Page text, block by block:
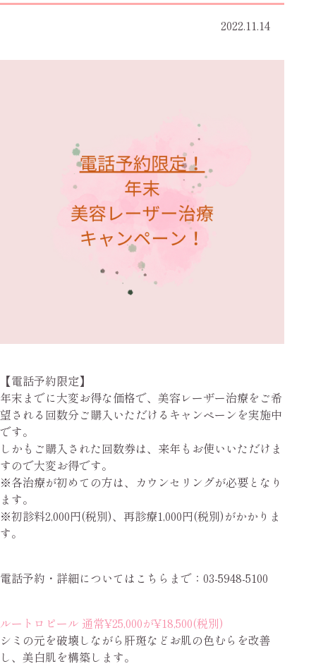
2022.11.14
【電話予約限定】
年末までに大変お得な価格で、美容レーザー治療をご希
望される回数分ご購入いただけるキャンペーンを実施中
です。
しかもご購入された回数券は、来年もお使いいただけま
すので大変お得です。
※各治療が初めての方は、カウンセリングが必要となり
ます。
※初診料2,000円(税別)、再診療1,000円(税別)がかかりま
す。
電話予約・詳細についてはこちらまで：03-5948-5100
ルートロピール 通常¥25,000が¥18,500(税別)
シミの元を破壊しながら肝斑などお肌の色むらを改善
し、美白肌を構築します。